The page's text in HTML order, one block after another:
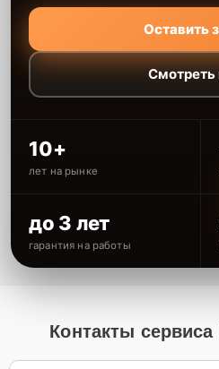
Оставить
10+
лет на рынке
до 3 лет
гарантия на работы
Контакты